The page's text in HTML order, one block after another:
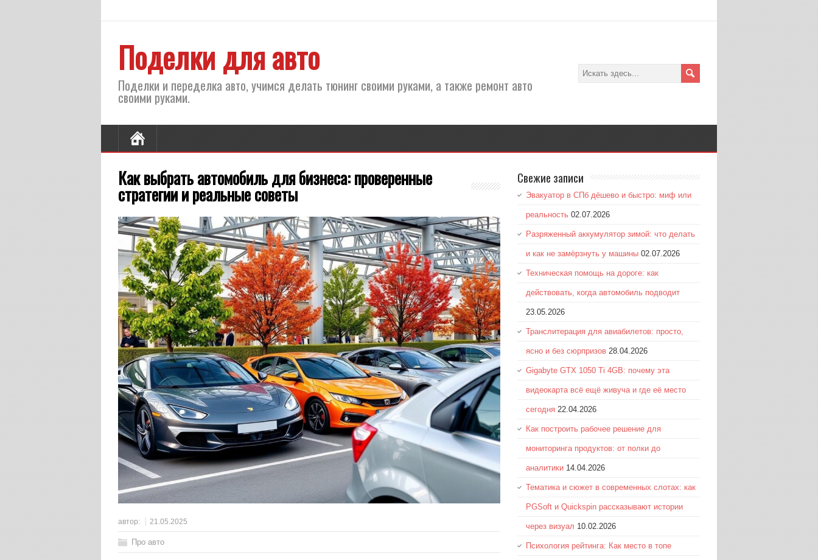
Поделки для авто
Поделки и переделка авто, учимся делать тюнинг своими руками, а также ремонт авто
своими руками.
Как выбрать автомобиль для бизнеса: проверенные
стратегии и реальные советы
автор: 21.05.2025
Про авто
Свежие записи
Эвакуатор в СПб дёшево и быстро: миф или
реальность 02.07.2026
Разряженный аккумулятор зимой: что делать
и как не замёрзнуть у машины 02.07.2026
Техническая помощь на дороге: как
действовать, когда автомобиль подводит
23.05.2026
Транслитерация для авиабилетов: просто,
ясно и без сюрпризов 28.04.2026
Gigabyte GTX 1050 Ti 4GB: почему эта
видеокарта всё ещё живуча и где её место
сегодня 22.04.2026
Как построить рабочее решение для
мониторинга продуктов: от полки до
аналитики 14.04.2026
Тематика и сюжет в современных слотах: как
PGSoft и Quickspin рассказывают истории
через визуал 10.02.2026
Психология рейтинга: Как место в топе